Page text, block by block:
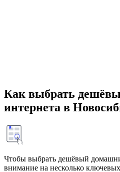
Как выбрать
интернета в
Чтобы выбрать дешёвый
внимание на несколько